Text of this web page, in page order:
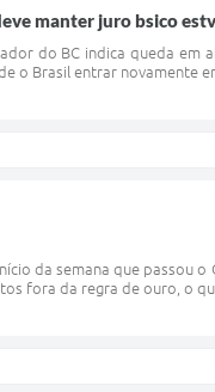
manter juro bsico
do BC indica queda
o Brasil entrar novamente
da semana que passou
fora da regra de ouro, o